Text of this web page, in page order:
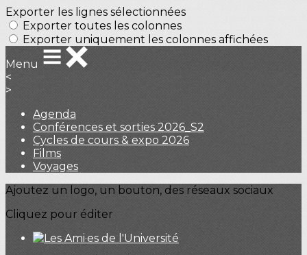
Exporter les lignes sélectionnées
Exporter toutes les colonnes
Exporter uniquement les colonnes affichées
Menu
<
>
Agenda
Conférences et sorties 2026_S2
Cycles de cours & expo 2026
Films
Voyages
Ajoutez un logo, un bouton, des réseaux sociaux
Cliquez pour éditer